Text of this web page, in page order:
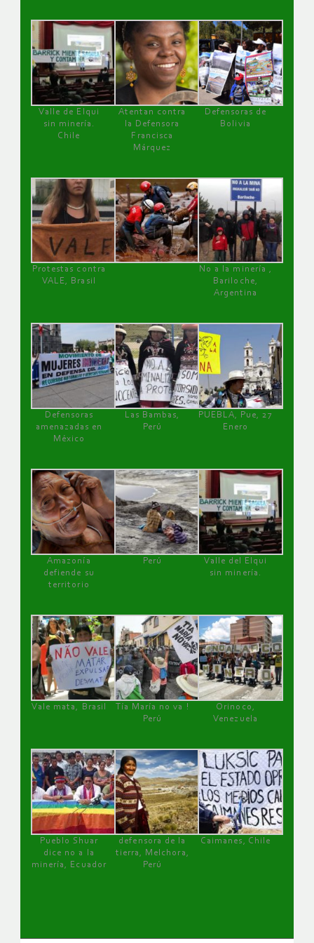
Valle de Elqui
sin minería.
Chile
Atentan contra
la Defensora
Francisca
Márquez
Defensoras de
Bolivia
Protestas contra
VALE, Brasil
No a la minería ,
Bariloche,
Argentina
Defensoras
amenazadas en
México
Las Bambas,
Perú
PUEBLA, Pue, 27
Enero
Amazonía
defiende su
territorio
Perú
Valle del Elqui
sin minería.
Vale mata, Brasil
Tía María no va !
Perú
Orinoco,
Venezuela
Pueblo Shuar
dice no a la
minería, Ecuador
defensora de la
tierra, Melchora,
Perú
Caimanes, Chile